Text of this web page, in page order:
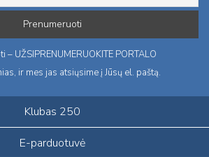
UŽSIPRENUMERUOKITE PORTALO
ir mes jas atsiųsime į Jūsų el. paštą.
Klubas 250
E-parduotuvė